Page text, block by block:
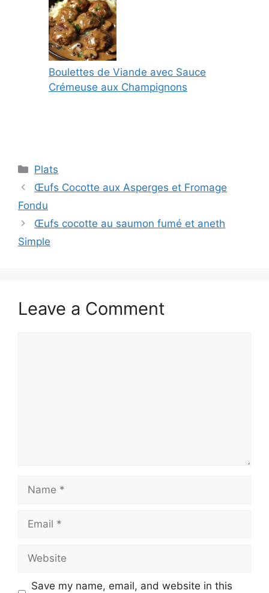
Boulettes de Viande avec Sauce
Crémeuse aux Champignons
Categories
Plats
Œufs Cocotte aux Asperges et Fromage
Fondu
Œufs cocotte au saumon fumé et aneth
Simple
Leave a Comment
Name
Email
Website
Save my name, email, and website in this